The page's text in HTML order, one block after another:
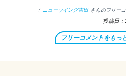
（ ニューウイング吉田 さんのフリーコ
投稿日
フリーコメントをもっ